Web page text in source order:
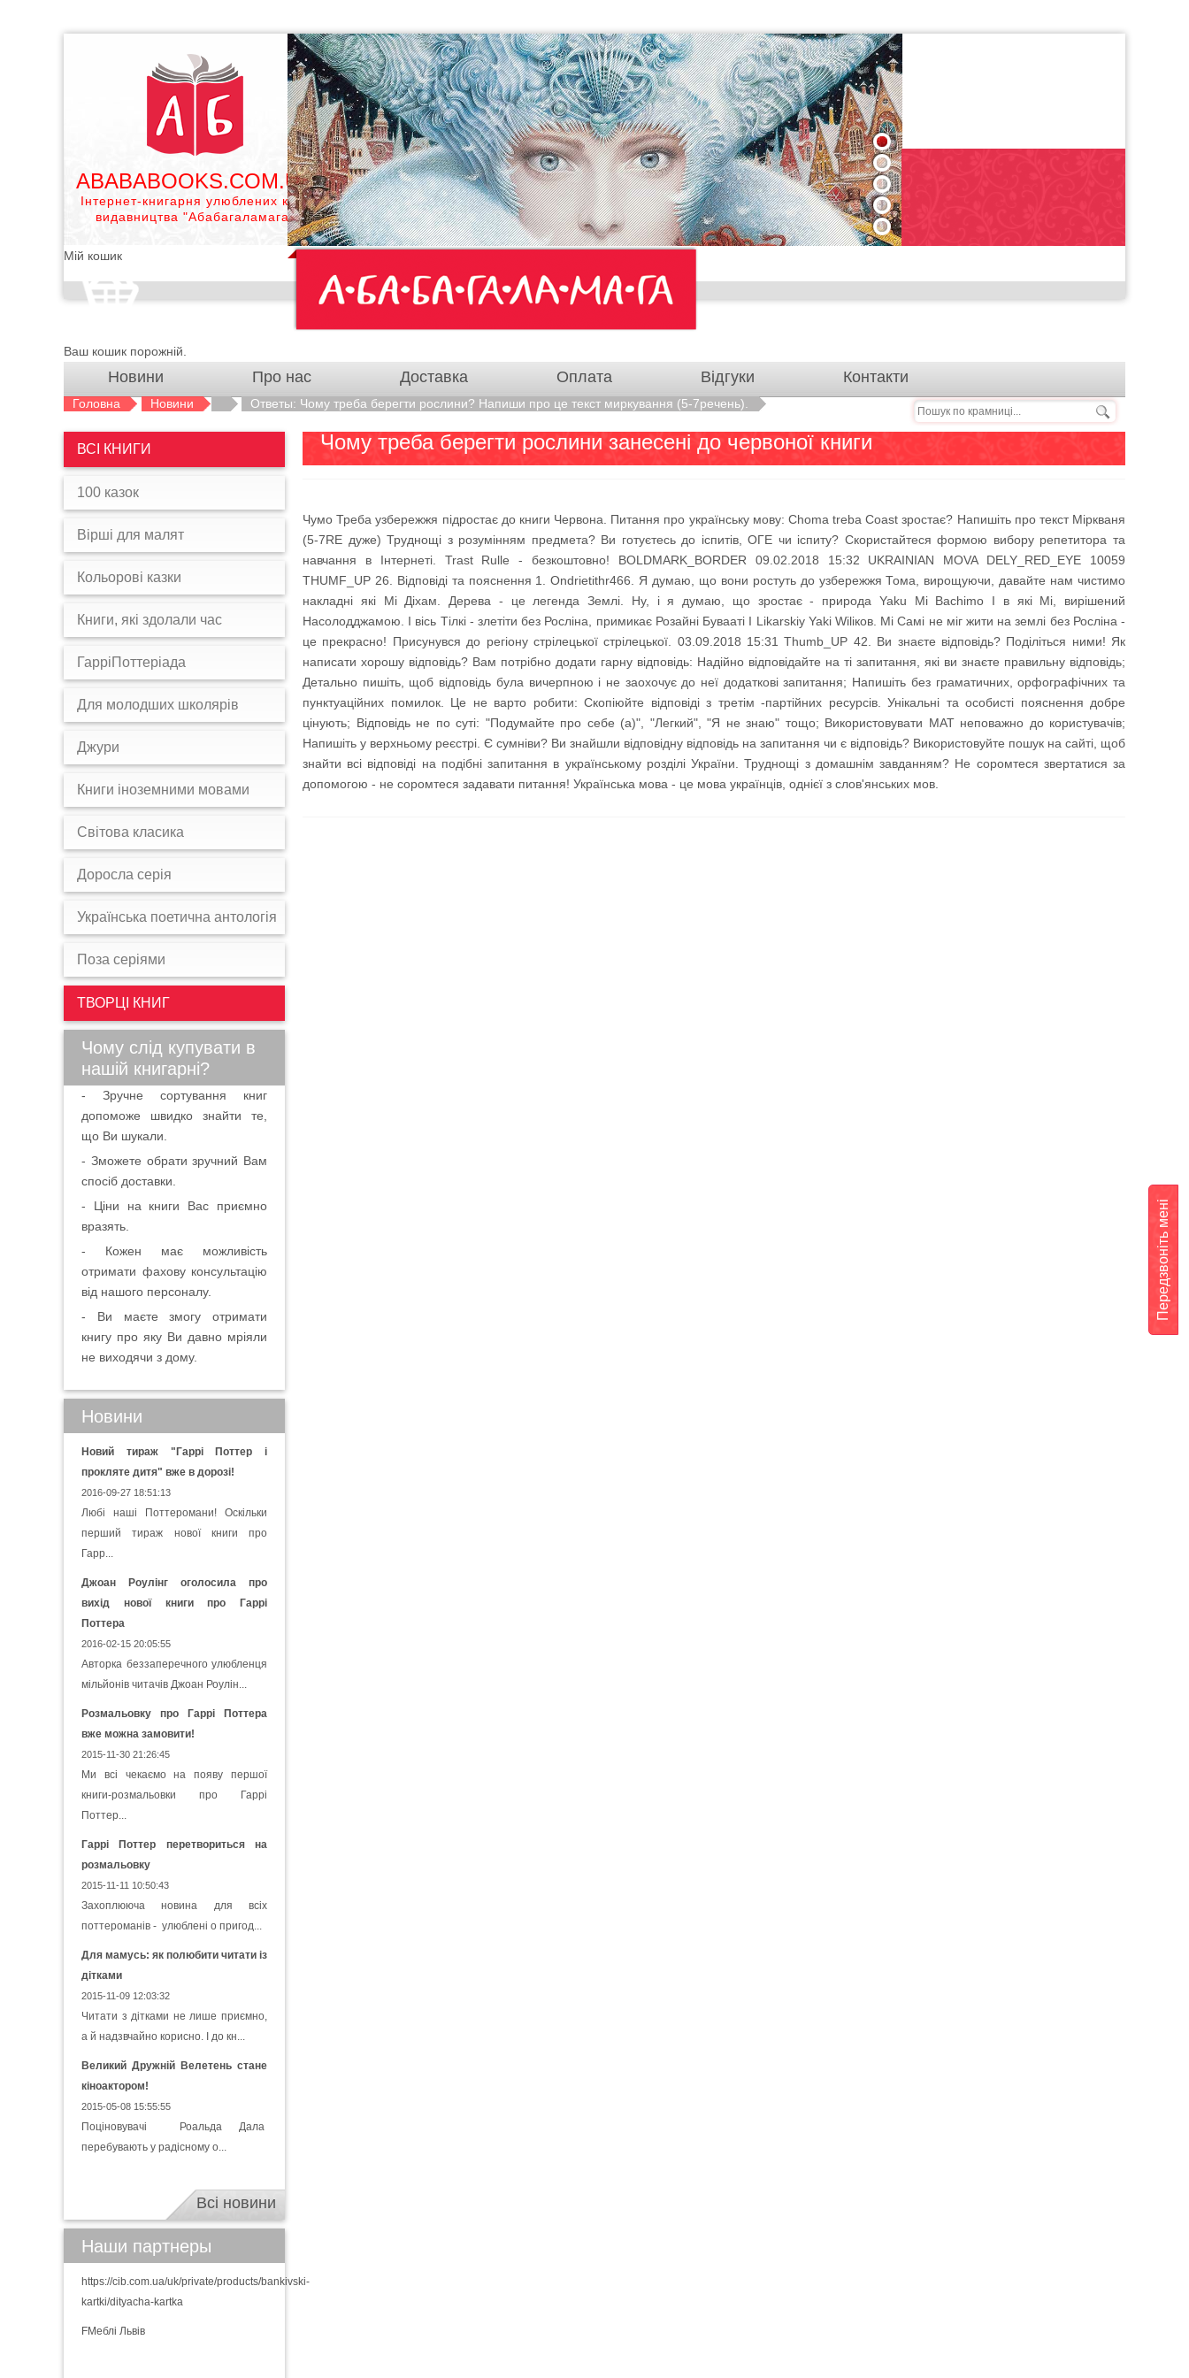
Передзвоніть мені
ABABABOOKS.COM.UA
Інтернет-книгарня улюблених книг
видавництва "Абабагаламага"
1
2
3
4
5
Мій кошик
Ваш кошик порожній.
Новини Про нас Доставка Оплата Відгуки Контакти
Головна Новини Ответы: Чому треба берегти рослини? Напиши про це текст миркування (5-7речень).
Чому треба берегти рослини занесені до червоної книги
Чумо Треба узбережжя підростає до книги Червона. Питання про українську мову: Choma treba Coast зростає? Напишіть про текст Міркваня
(5-7RE дуже) Труднощі з розумінням предмета? Ви готуєтесь до іспитів, ОГЕ чи іспиту? Скористайтеся формою вибору репетитора та
навчання в Інтернеті. Trast Rulle - безкоштовно! BOLDMARK_BORDER 09.02.2018 15:32 UKRAINIAN MOVA DELY_RED_EYE 10059
THUMF_UP 26. Відповіді та пояснення 1. Ondrietithr466. Я думаю, що вони ростуть до узбережжя Тома, вирощуючи, давайте нам чистимо
накладні які Мі Діхам. Дерева - це легенда Землі. Ну, і я думаю, що зростає - природа Yaku Mi Bachimo I в які Мі, вирішений
Насолодджамою. І вісь Тілкі - злетіти без Росліна, примикає Розайні Бувааті I Likarskiy Yaki Wilіков. Мі Самі не міг жити на землі без Росліна -
це прекрасно! Присунувся до регіону стрілецької стрілецької. 03.09.2018 15:31 Thumb_UP 42. Ви знаєте відповідь? Поділіться ними! Як
написати хорошу відповідь? Вам потрібно додати гарну відповідь: Надійно відповідайте на ті запитання, які ви знаєте правильну відповідь;
Детально пишіть, щоб відповідь була вичерпною і не заохочує до неї додаткові запитання; Напишіть без граматичних, орфографічних та
пунктуаційних помилок. Це не варто робити: Скопіюйте відповіді з третім -партійних ресурсів. Унікальні та особисті пояснення добре
цінують; Відповідь не по суті: "Подумайте про себе (а)", "Легкий", "Я не знаю" тощо; Використовувати MAT неповажно до користувачів;
Напишіть у верхньому реєстрі. Є сумніви? Ви знайшли відповідну відповідь на запитання чи є відповідь? Використовуйте пошук на сайті, щоб
знайти всі відповіді на подібні запитання в українському розділі України. Труднощі з домашнім завданням? Не соромтеся звертатися за
допомогою - не соромтеся задавати питання! Українська мова - це мова українців, однієї з слов'янських мов.
ВСІ КНИГИ
100 казок
Вірші для малят
Кольорові казки
Книги, які здолали час
ГарріПоттеріада
Для молодших школярів
Джури
Книги іноземними мовами
Світова класика
Доросла серія
Українська поетична антологія
Поза серіями
ТВОРЦІ КНИГ
Чому слід купувати в
нашій книгарні?
- Зручне сортування книг
допоможе швидко знайти те,
що Ви шукали.
- Зможете обрати зручний Вам
спосіб доставки.
- Ціни на книги Вас приємно
вразять.
- Кожен має можливість
отримати фахову консультацію
від нашого персоналу.
- Ви маєте змогу отримати
книгу про яку Ви давно мріяли
не виходячи з дому.
Новини
Новий тираж "Гаррі Поттер і
прокляте дитя" вже в дорозі!
2016-09-27 18:51:13
Любі наші Поттеромани! Оскільки
перший тираж нової книги про
Гарр...
Джоан Роулінг оголосила про
вихід нової книги про Гаррі
Поттера
2016-02-15 20:05:55
Авторка беззаперечного улюбленця
мільйонів читачів Джоан Роулін...
Розмальовку про Гаррі Поттера
вже можна замовити!
2015-11-30 21:26:45
Ми всі чекаємо на появу першої
книги-розмальовки про Гаррі
Поттер...
Гаррі Поттер перетвориться на
розмальовку
2015-11-11 10:50:43
Захоплююча новина для всіх
поттероманів - улюблені о пригод...
Для мамусь: як полюбити читати із
дітками
2015-11-09 12:03:32
Читати з дітками не лише приємно,
а й надзвчайно корисно. І до кн...
Великий Дружній Велетень стане
кіноактором!
2015-05-08 15:55:55
Поціновувачі Роальда Дала
перебувають у радісному о...
Всі новини
Наши партнеры
https://cib.com.ua/uk/private/products/bankivski-
kartki/dityacha-kartka
FМеблі Львів